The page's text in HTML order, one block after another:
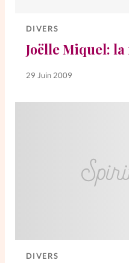
DIVERS
Joëlle Miquel:
29 Juin 2009
DIVERS